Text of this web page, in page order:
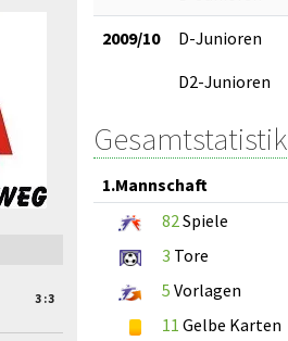
3:3
2009/10 D-Junioren
D2-Junioren
Gesamtstatistik
1.Mannschaft
82Spiele
3 Tore
5 Vorlagen
11 Gelbe Karten